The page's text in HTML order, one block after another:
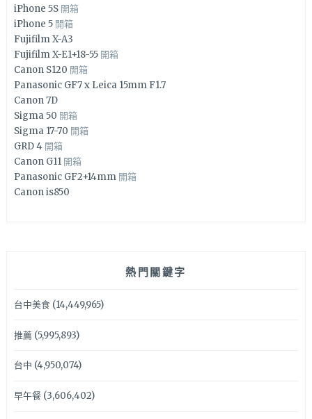
iPhone 5S 開箱
iPhone 5 開箱
Fujifilm X-A3
Fujifilm X-E1+18-55 開箱
Canon S120 開箱
Panasonic GF7 x Leica 15mm F1.7
Canon 7D
Sigma 50 開箱
Sigma 17-70 開箱
GRD 4 開箱
Canon G11 開箱
Panasonic GF2+14mm 開箱
Canon is850
熱門關鍵字
台中美食(14,449,965)
推薦(5,995,893)
台中 (4,950,074)
早午餐(3,606,402)